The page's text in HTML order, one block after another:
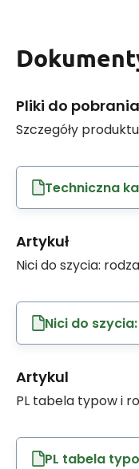
Pliki do pobrania
Szczegóły produktu
Techniczna
Artykuł
Nici do szycia:
Nici do
Artykul
PL tabela typow i
PL tabela